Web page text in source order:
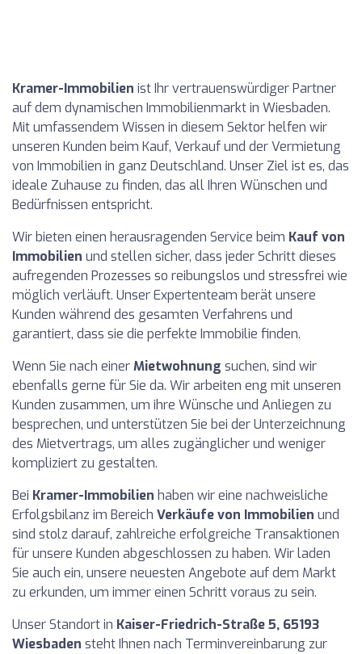
Kramer-Immobilien ist Ihr vertrauenswürdiger Partner
auf dem dynamischen Immobilienmarkt in Wiesbaden.
Mit umfassendem Wissen in diesem Sektor helfen wir
unseren Kunden beim Kauf, Verkauf und der Vermietung
von Immobilien in ganz Deutschland. Unser Ziel ist es, das
ideale Zuhause zu finden, das all Ihren Wünschen und
Bedürfnissen entspricht.
Wir bieten einen herausragenden Service beim Kauf von
Immobilien und stellen sicher, dass jeder Schritt dieses
aufregenden Prozesses so reibungslos und stressfrei wie
möglich verläuft. Unser Expertenteam berät unsere
Kunden während des gesamten Verfahrens und
garantiert, dass sie die perfekte Immobilie finden.
Wenn Sie nach einerMietwohnung suchen, sind wir
ebenfalls gerne für Sie da. Wir arbeiten eng mit unseren
Kunden zusammen, um ihre Wünsche und Anliegen zu
besprechen, und unterstützen Sie bei der Unterzeichnung
des Mietvertrags, um alles zugänglicher und weniger
kompliziert zu gestalten.
Bei Kramer-Immobilien haben wir eine nachweisliche
Erfolgsbilanz im Bereich Verkäufe von Immobilien und
sind stolz darauf, zahlreiche erfolgreiche Transaktionen
für unsere Kunden abgeschlossen zu haben. Wir laden
Sie auch ein, unsere neuesten Angebote auf dem Markt
zu erkunden, um immer einen Schritt voraus zu sein.
Unser Standort in Kaiser-Friedrich-Straße 5, 65193
Wiesbaden steht Ihnen nach Terminvereinbarung zur